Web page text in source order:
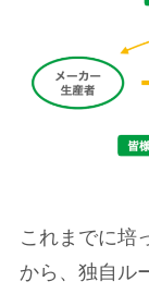
これまでに培
から、独自ル